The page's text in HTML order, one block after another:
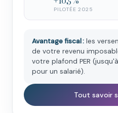
PILOTÉE 2025
Avantage fiscal : les
de votre revenu
votre plafond PER
pour un salarié).
Tout savoir